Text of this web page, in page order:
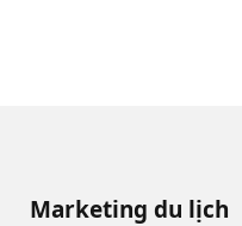
Marketing du lịch